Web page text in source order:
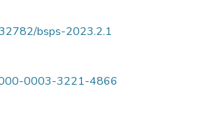
bsps-2023.2.1
0003-3221-4866